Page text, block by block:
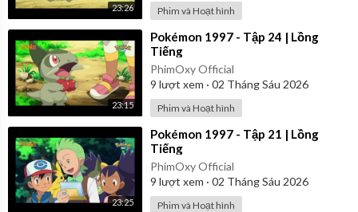
23:26 Phim và Hoạt hình
23:15
⁣Pokémon 1997 - Tập 24 | Lồng
Tiếng
PhimOxy Official
9 lượt xem · 02 Tháng Sáu 2026
Phim và Hoạt hình
23:25
⁣Pokémon 1997 - Tập 21 | Lồng
Tiếng
PhimOxy Official
9 lượt xem · 02 Tháng Sáu 2026
Phim và Hoạt hình